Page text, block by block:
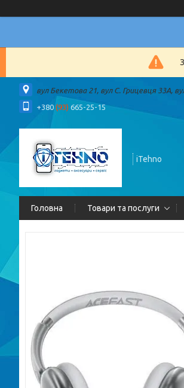
вул Бекетова 21, вул С. Грицевця 33А,
+380 (93) 665-25-15
iTehno
Головна Товари та послуги